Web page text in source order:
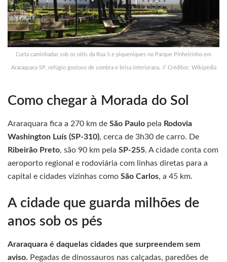
Curta caminhadas sob os oitis da Rua 5 e piqueniques no Parque Pinheirinho em
Araraquara-SP, refúgio gostoso de sombra e brisa interiorana.​​ // Créditos: Wikipédia
Como chegar à Morada do Sol
Araraquara fica a 270 km de São Paulo pela Rodovia
Washington Luís (SP-310), cerca de 3h30 de carro. De
Ribeirão Preto, são 90 km pela SP-255. A cidade conta com
aeroporto regional e rodoviária com linhas diretas para a
capital e cidades vizinhas como São Carlos, a 45 km.
A cidade que guarda milhões de
anos sob os pés
Araraquara é daquelas cidades que surpreendem sem
aviso. Pegadas de dinossauros nas calçadas, paredões de